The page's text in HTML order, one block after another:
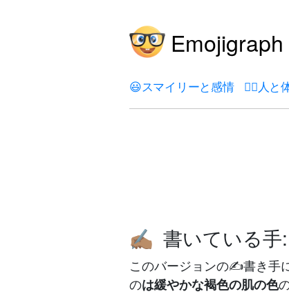
Emojigraph
😃スマイリーと感情 🤦‍♀️人と
✍🏽 書いている手
このバージョンの✍️書き手
のは緩やかな褐色の肌の色